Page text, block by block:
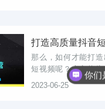
务？创意孵...
那么，如何才能打
短视频呢？本文将
服务平台，分享一
助您成为一名成功
一、抖音创作服务
2023-06-25
你们